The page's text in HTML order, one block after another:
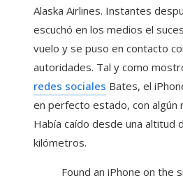
Alaska Airlines. Instantes
escuchó en los medios el
vuelo y se puso en contacto
autoridades. Tal y como
redes sociales Bates, el
en perfecto estado, con algún
Había caído desde una altitud
kilómetros.
Found an iPhone on the